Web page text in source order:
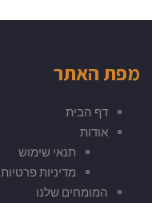
מפת האתר
דף הבית
אודות
תנאי שימוש
מדיניות פרטיות
המומחים שלנו